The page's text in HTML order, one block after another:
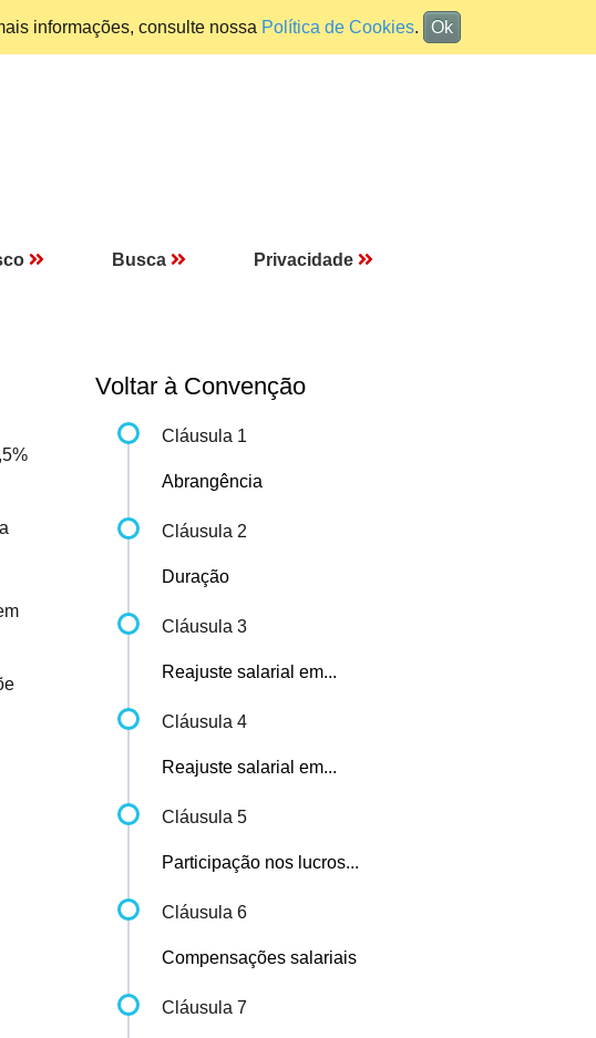
informações, consulte nossa Política de Cookies. Ok
Busca Privacidade
Voltar à Convenção
Cláusula 1
Abrangência
Cláusula 2
Duração
Cláusula 3
Reajuste salarial em...
Cláusula 4
Reajuste salarial em...
Cláusula 5
Participação nos lucros...
Cláusula 6
Compensações salariais
Cláusula 7